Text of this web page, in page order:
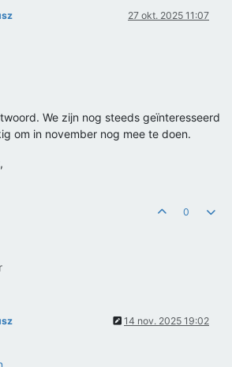
27 okt. 2025 11:07
We zijn nog steeds geïnteresseerd
om in november nog mee te doen.
0
14 nov. 2025 19:02